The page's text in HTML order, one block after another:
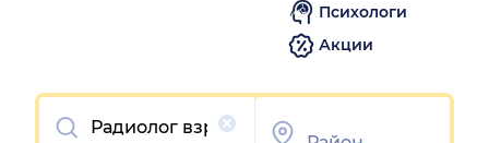
Психологи
Акции
Очистить